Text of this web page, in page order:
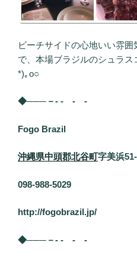
ビーチサイドの心地いい雰
で、本場ブラジルのシュラ
*)｡o○
◆───－- - - - - -
Fogo Brazil
沖縄県中頭郡北谷町字美浜
098-988-5029
http://fogobrazil.jp/
◆───－- - - - - -